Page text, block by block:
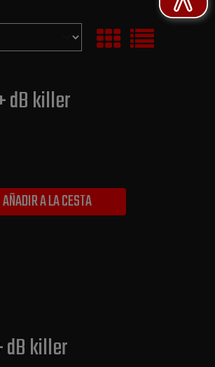
dB killer
AÑADIR A LA CESTA
dB killer